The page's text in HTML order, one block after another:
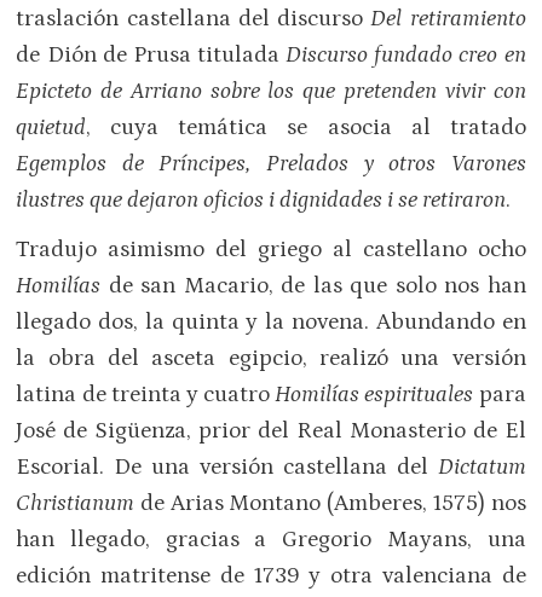
traslación castellana del discurso Del retiramiento
de Dión de Prusa titulada Discurso fundado creo en
Epicteto de Arriano sobre los que pretenden vivir con
quietud, cuya temática se asocia al tratado
Egemplos
de Príncipes, Prelados y otros Varones
ilustres que dejaron oficios i dignidades i se retiraron.
Tradujo asimismo del griego al castellano ocho
Homilías de san Macario, de las que solo nos han
llegado dos, la quinta y la novena. Abundando en
la obra del asceta egipcio, realizó una versión
latina de treinta y cuatroHomilías espirituales para
José de Sigüenza, prior del Real Monasterio de El
Escorial. De una versión castellana del Dictatum
Christianum de Arias Montano (Amberes, 1575) nos
han llegado, gracias a Gregorio Mayans, una
edición matritense de 1739 y otra valenciana de